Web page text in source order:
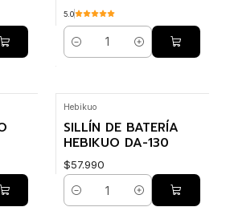
5.0
Cantidad
Hebikuo
SILLÍN DE BATERÍA
HEBIKUO DA-130
$57.990
Cantidad